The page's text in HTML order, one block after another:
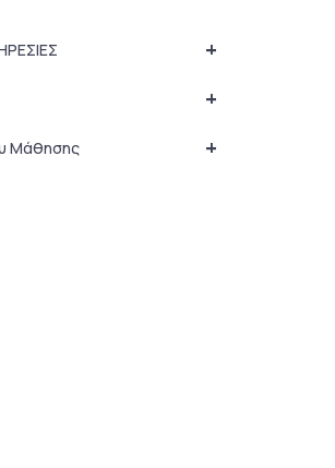
+
+
+
Μάθησης